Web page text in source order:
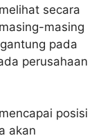
secara
masing
pada
perusahaan
posisi
akan